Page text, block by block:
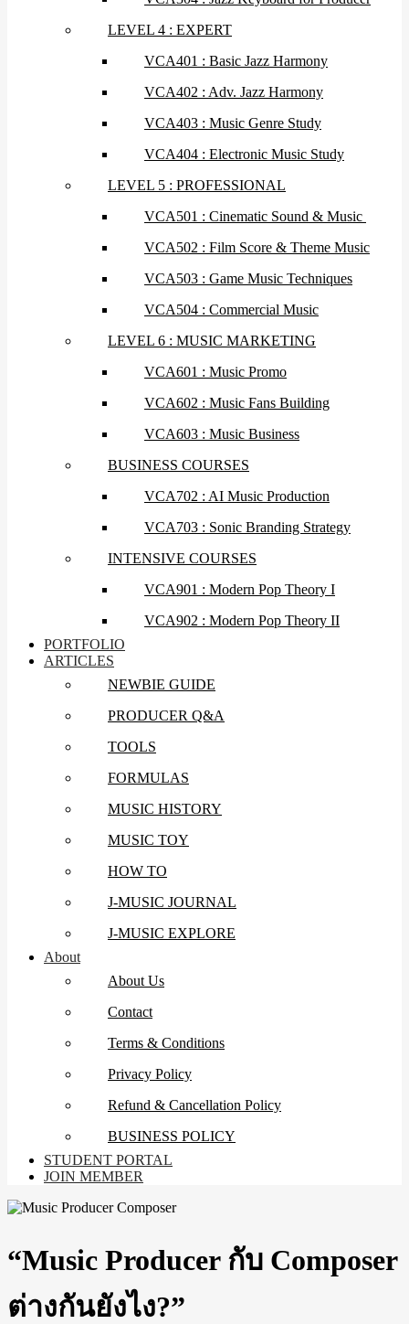
LEVEL 4 : EXPERT
VCA401 : Basic Jazz Harmony
VCA402 : Adv. Jazz Harmony
VCA403 : Music Genre Study
VCA404 : Electronic Music Study
LEVEL 5 : PROFESSIONAL
VCA501 : Cinematic Sound & Music
VCA502 : Film Score & Theme Music
VCA503 : Game Music Techniques
VCA504 : Commercial Music
LEVEL 6 : MUSIC MARKETING
VCA601 : Music Promo
VCA602 : Music Fans Building
VCA603 : Music Business
BUSINESS COURSES
VCA702 : AI Music Production
VCA703 : Sonic Branding Strategy
INTENSIVE COURSES
VCA901 : Modern Pop Theory I
VCA902 : Modern Pop Theory II
PORTFOLIO
ARTICLES
NEWBIE GUIDE
PRODUCER Q&A
TOOLS
FORMULAS
MUSIC HISTORY
MUSIC TOY
HOW TO
J-MUSIC JOURNAL
J-MUSIC EXPLORE
About
About Us
Contact
Terms & Conditions
Privacy Policy
Refund & Cancellation Policy
BUSINESS POLICY
STUDENT PORTAL
JOIN MEMBER
“Music Producer กับ Composer
ต่างกันยังไง?”